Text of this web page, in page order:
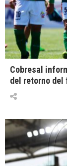
Cobresal
del retorno del